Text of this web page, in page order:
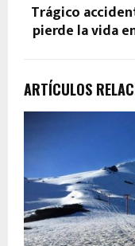
Trágico
pierde la vida
ARTÍCULOS